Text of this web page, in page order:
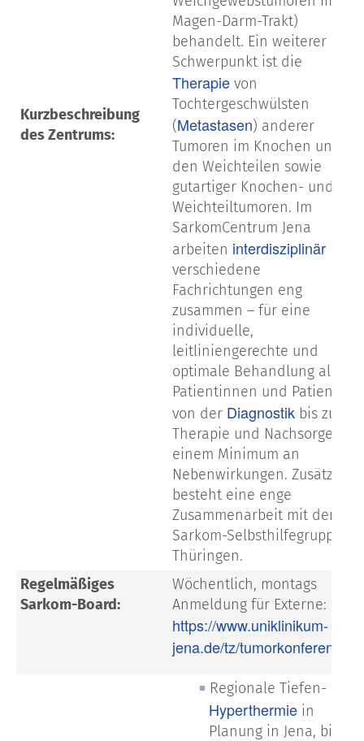
Kurzbeschreibung
des Zentrums:
Magen-Darm-Trakt)
behandelt. Ein weiterer
Schwerpunkt ist die
Therapie von
Tochtergeschwülsten
(Metastasen) anderer
Tumoren im Knochen und
den Weichteilen sowie
gutartiger Knochen- und
Weichteiltumoren. Im
SarkomCentrum Jena
arbeiten interdisziplinär
verschiedene
Fachrichtungen eng
zusammen – für eine
individuelle,
leitliniengerechte und
optimale Behandlung aller
Patientinnen und Patienten
von der Diagnostik bis zur
Therapie und Nachsorge mit
einem Minimum an
Nebenwirkungen. Zusätzlich
besteht eine enge
Zusammenarbeit mit der
Sarkom-Selbsthilfegruppe
Thüringen.
Regelmäßiges
Sarkom-Board:
Wöchentlich, montags
Anmeldung für Externe:
https://www.uniklinikum-
jena.de/tz/tumorkonferenzen
Regionale Tiefen-
Hyperthermie in
Planung in Jena, bis